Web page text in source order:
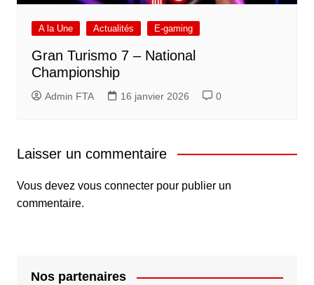
A la Une Actualités E-gaming
Gran Turismo 7 – National
Championship
Admin FTA 16 janvier 2026 0
Laisser un commentaire
Vous devez vous connecterpour publier un
commentaire.
Nos partenaires